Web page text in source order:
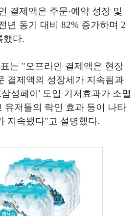
결제액은 주문·예약 성장 및
년 동기 대비 82% 증가하며 2
했다.
는 "오프라인 결제액은 현장
결제액의 성장세가 지속됨과
성페이' 도입 기저효과가 소멸
유저들의 락인 효과 등이 나타
지속됐다"고 설명했다.